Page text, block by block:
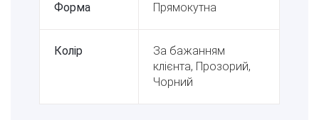
Форма Прямокутна
Колір
За бажанням
клієнта, Прозорий,
Чорний